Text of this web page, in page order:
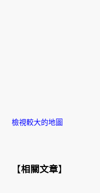
檢視較大的地圖
【相關文章】